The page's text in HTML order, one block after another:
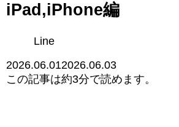
iPad,iPhone編
Line
2026.06.012026.06.03
この記事は約3分で読めます。